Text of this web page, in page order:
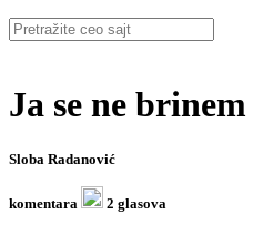
Ja se ne brinem
Sloba Radanović
komentara 2 glasova